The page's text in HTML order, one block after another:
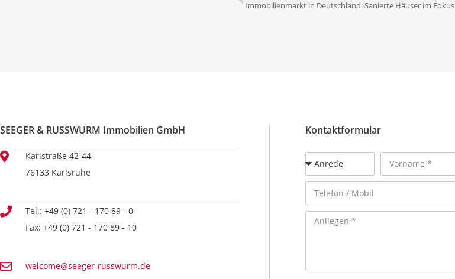
Immobilienmarkt in Deutschland: Sanierte Häuser im Fokus
SEEGER & RUSSWURM Immobilien GmbH
Karlstraße 42-44
76133 Karlsruhe
Tel.: +49 (0) 721 - 170 89 - 0
Fax: +49 (0) 721 - 170 89 - 10
welcome@seeger-russwurm.de
Kontaktformular